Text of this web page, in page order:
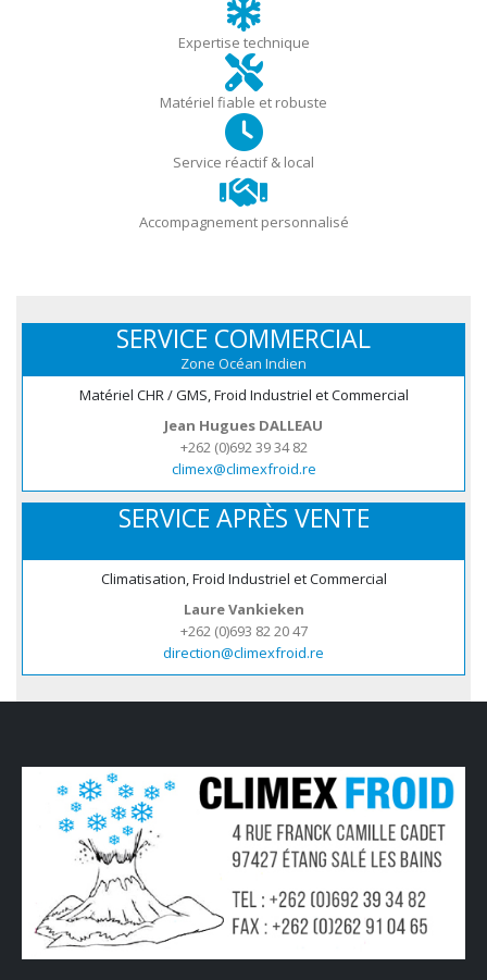
Expertise technique
Matériel fiable et robuste
Service réactif & local
Accompagnement personnalisé
SERVICE COMMERCIAL
Zone Océan Indien
Matériel CHR / GMS, Froid Industriel et Commercial
Jean Hugues DALLEAU
+262 (0)692 39 34 82
climex@climexfroid.re
SERVICE APRÈS VENTE
Climatisation, Froid Industriel et Commercial
Laure Vankieken
+262 (0)693 82 20 47
direction@climexfroid.re